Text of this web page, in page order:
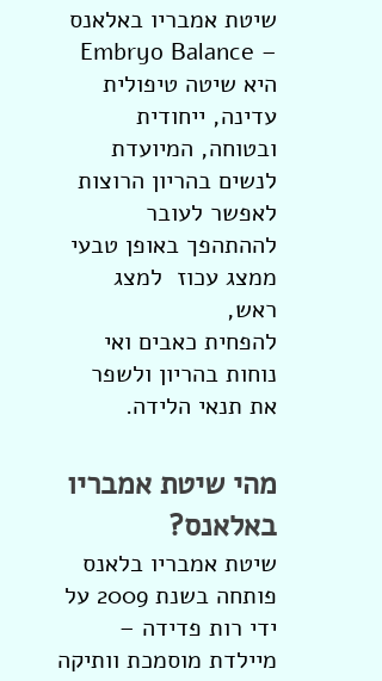
שיטת אמבריו באלאנס
– Embryo Balance
היא שיטה טיפולית
עדינה, ייחודית
ובטוחה, המיועדת
לנשים בהריון הרוצות
לאפשר לעובר
לההתהפך באופן טבעי
ממצג עכוז למצג
ראש,
להפחית כאבים ואי
נוחות בהריון ולשפר
את תנאי הלידה.
מהי שיטת אמבריו
באלאנס?
שיטת אמבריו בלאנס
פותחה בשנת 2009 על
ידי רות פדידה –
מיילדת מוסמכת וותיקה